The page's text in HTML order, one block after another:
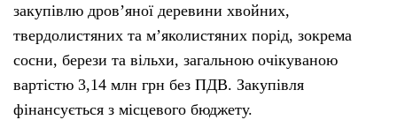
закупівлю дров’яної деревини хвойних,
твердолистяних та м’яколистяних порід, зокрема
сосни, берези та вільхи, загальною очікуваною
вартістю 3,14 млн грн без ПДВ. Закупівля
фінансується з місцевого бюджету.